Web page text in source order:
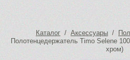
Каталог / Аксессуары /
Полотенцедержатель Timo Selene
хром)